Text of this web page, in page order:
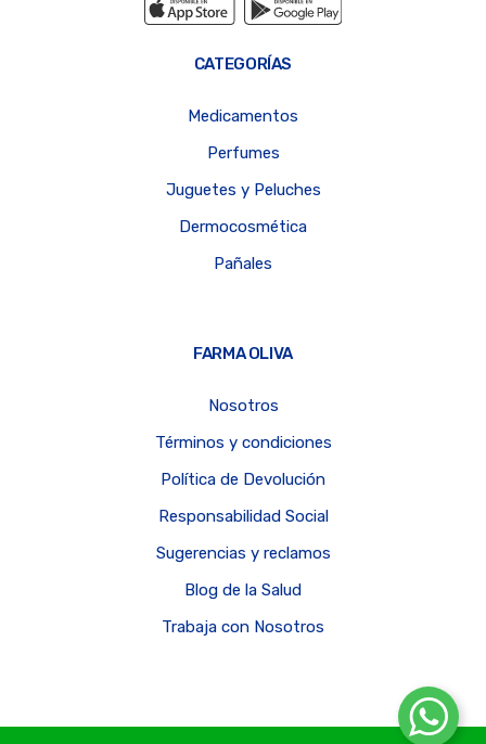
CATEGORÍAS
Medicamentos
Perfumes
Juguetes y Peluches
Dermocosmética
Pañales
FARMA OLIVA
Nosotros
Términos y condiciones
Política de Devolución
Responsabilidad Social
Sugerencias y reclamos
Blog de la Salud
Trabaja con Nosotros